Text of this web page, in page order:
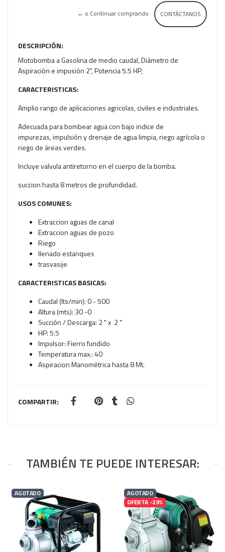
CONTÁCTANOS
← o Continuar comprando
DESCRIPCIÓN:
Motobomba a Gasolina de medio caudal, Diámetro de
Aspiración e impusión 2", Potencia 5.5 HP,
CARACTERISTICAS:
Amplio rango de aplicaciones agricolas, civiles e industriales.
Adecuada para bombear agua con bajo indice de
impurezas, impulsión y drenaje de agua limpia, riego agrícola o
riego de áreas verdes.
Incluye valvula antiretorno en el cuerpo de la bomba.
succion hasta 8 metros de profundidad.
USOS COMUNES:
Extraccion aguas de canal
Extraccion aguas de pozo
Riego
llenado estanques
trasvasije
CARACTERISTICAS BASICAS:
Caudal (lts/min): 0 - 500
Altura (mts): 30 -0
Succión / Descarga: 2 " x 2 "
HP: 5.5
Impulsor: Fierro fundido
Temperatura max.: 40
Aspiracion Manométrica hasta 8 Mt.
COMPARTIR:
TAMBIÉN TE PUEDE INTERESAR:
AGOTADO
AGOTADO
OFERTA -29%